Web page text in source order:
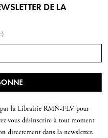
DE LA
par la Librairie RMN-FLV pour
vous désinscrire à tout moment
directement dans la newsletter.